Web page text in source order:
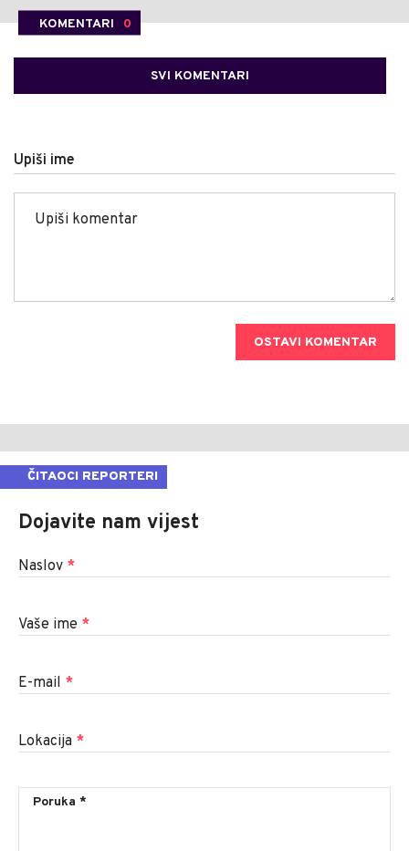
KOMENTARI 0
SVI KOMENTARI
Upiši ime
OSTAVI KOMENTAR
ČITAOCI REPORTERI
Dojavite nam vijest
Naslov *
Vaše ime *
E-mail *
Lokacija *